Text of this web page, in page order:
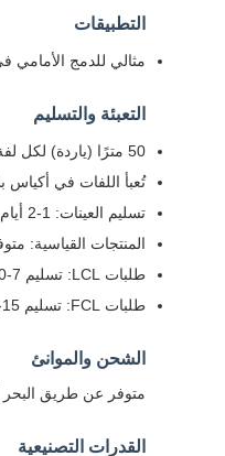
التطبيقات
مثالي للدمج
التعبئة والتسليم
50 مترًا (ياردة) لكل لفة، لفتان لكل بالة
تُعبأ اللفات في
تسليم العينات: 1-2 أيام
المنتجات القياسية:
طلبات LCL: تسليم 7-10 أيام
طلبات FCL: تسليم 15-20 يومًا
الشحن والموانئ
متوفر عن طريق البحر
القدرات التصنيعية